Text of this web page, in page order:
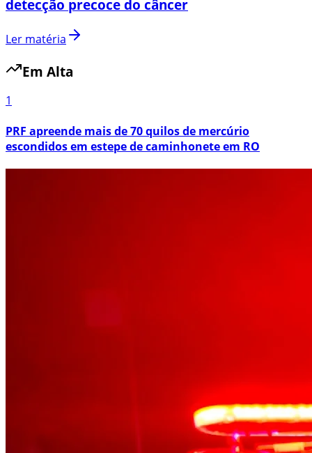
detecção precoce do câncer
Ler matéria
Em Alta
1
PRF apreende mais de 70 quilos de mercúrio
escondidos em estepe de caminhonete em RO